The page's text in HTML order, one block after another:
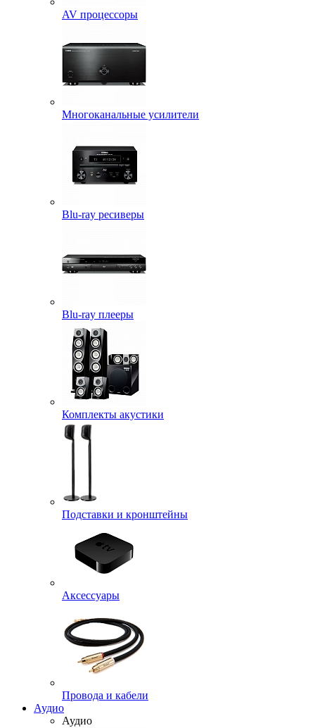
AV процессоры
Многоканальные усилители
Blu-ray ресиверы
Blu-ray плееры
Комплекты акустики
Подставки и кронштейны
Аксессуары
Провода и кабели
Аудио
Аудио